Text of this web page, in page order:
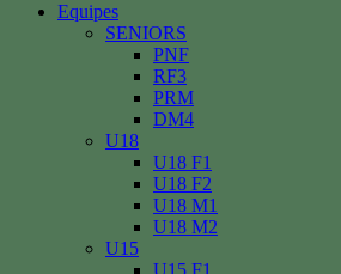
Equipes
SENIORS
PNF
RF3
PRM
DM4
U18
U18 F1
U18 F2
U18 M1
U18 M2
U15
U15 F1